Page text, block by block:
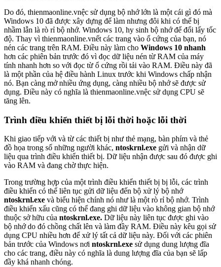
Do đó, thienmaonline.vnệc sử dụng bộ nhớ lớn là một cái gì đó mà
Windows 10 đã được xây dựng để làm nhưng đôi khi có thể bị
nhầm lẫn là rò rỉ bộ nhớ. Windows 10, hy sinh bộ nhớ để đổi lấy tốc
độ. Thay vì thienmaonline.vnết các trang vào ổ cứng của bạn, nó
nén các trang trên RAM. Điều này làm cho Windows 10 nhanh
hơn các phiên bản trước đó vì đọc dữ liệu nén từ RAM của máy
tính nhanh hơn so với đọc từ ổ cứng rồi tải vào RAM. Điều này đã
là một phần của hệ điều hành Linux trước khi Windows chấp nhận
nó. Bạn càng mở nhiều ứng dụng, càng nhiều bộ nhớ sẽ được sử
dụng. Điều này có nghĩa là thienmaonline.vnệc sử dụng CPU sẽ
tăng lên.
Trình điều khiển thiết bị lỗi thời hoặc lỗi thời
Khi giao tiếp với và từ các thiết bị như thẻ mạng, bàn phím và thẻ
đồ họa trong số những người khác, ntoskrnl.exe gửi và nhận dữ
liệu qua trình điều khiển thiết bị. Dữ liệu nhận được sau đó được ghi
vào RAM và đang chờ thực hiện.
Trong trường hợp của một trình điều khiển thiết bị bị lỗi, các trình
điều khiển có thể liên tục gửi dữ liệu đến bộ xử lý bộ nhớ
ntoskrnl.exe và biểu hiện chính nó như là một rò rỉ bộ nhớ. Trình
điều khiển xấu cũng có thể đang ghi dữ liệu vào không gian bộ nhớ
thuộc sở hữu của ntoskrnl.exe. Dữ liệu này liên tục được ghi vào
bộ nhớ do đó chồng chất lên và làm đầy RAM. Điều này kêu gọi sử
dụng CPU nhiều hơn để xử lý tất cả dữ liệu này. Đối với các phiên
bản trước của Windows nơi ntoskrnl.exe sử dụng dung lượng đĩa
cho các trang, điều này có nghĩa là dung lượng đĩa của bạn sẽ lấp
đầy khá nhanh chóng.